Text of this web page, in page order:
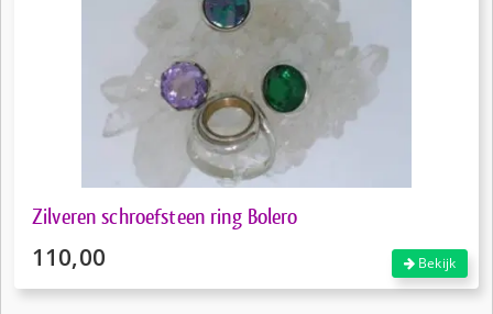
Zilveren schroefsteen ring Bolero
110,00 Bekijk